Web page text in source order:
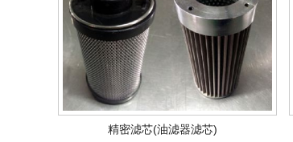
精密滤芯(油滤器滤芯)